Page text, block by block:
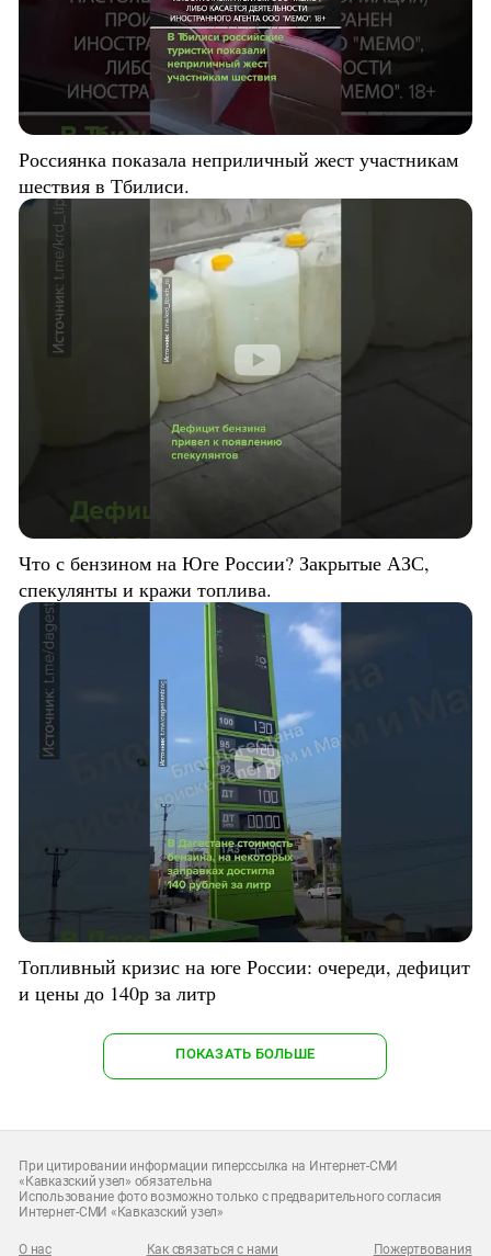
Россиянка показала неприличный жест участникам
шествия в Тбилиси.
Что с бензином на Юге России? Закрытые АЗС,
спекулянты и кражи топлива.
Топливный кризис на юге России: очереди, дефицит
и цены до 140р за литр
ПОКАЗАТЬ БОЛЬШЕ
При цитировании информации гиперссылка на Интернет-СМИ
«Кавказский узел» обязательна
Использование фото возможно только с предварительного согласия
Интернет-СМИ «Кавказский узел»
О нас Как связаться с нами Пожертвования